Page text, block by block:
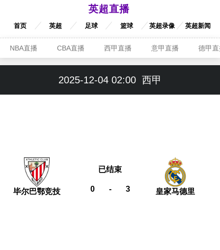
英超直播
首页 英超 足球 篮球 英超录像 英超新闻
NBA直播 CBA直播 西甲直播 意甲直播 德甲
2025-12-04 02:00 西甲
毕尔巴鄂竞技 0 - 3
已结束
皇家马德里